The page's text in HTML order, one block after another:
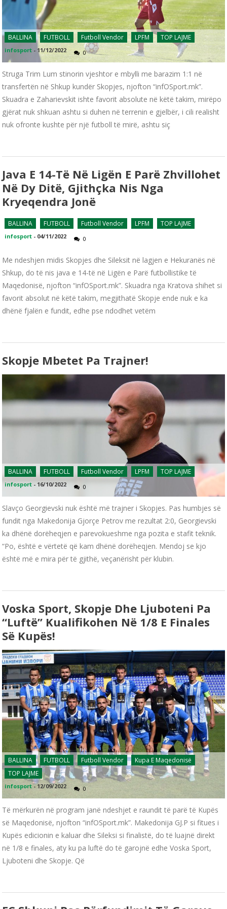
BALLINA FUTBOLL Futboll Vendor LPFM TOP LAJME
infosport - 11/12/2022 0
Struga Trim Lum stinorin vjeshtor e mbylli me barazim 1:1 në
transfertën në Shkup kundër Skopjes, njofton “infOSport.mk”.
Skuadra e Zaharievskit ishte favorit absolute në këtë takim, mirëpo
gjërat nuk shkuan ashtu si duhen në terrenin e gjelbër, i cili realisht
nuk ofronte kushte për një futboll të mirë, ashtu siç
Java E 14-Të Në Ligën E Parë Zhvillohet
Në Dy Ditë, Gjithçka Nis Nga
Kryeqendra Jonë
BALLINA FUTBOLL Futboll Vendor LPFM TOP LAJME
infosport - 04/11/2022 0
Me ndeshjen midis Skopjes dhe Sileksit në lagjen e Hekuranës në
Shkup, do të nis java e 14-të në Ligën e Parë futbollistike të
Maqedonisë, njofton “infOSport.mk”. Skuadra nga Kratova shihet si
favorit absolut në këtë takim, megjithatë Skopje ende nuk e ka
dhënë fjalën e fundit, edhe pse ndodhet vetëm
Skopje Mbetet Pa Trajner!
BALLINA FUTBOLL Futboll Vendor LPFM TOP LAJME
infosport - 16/10/2022 0
Slavço Georgievski nuk është më trajner i Skopjes. Pas humbjes së
fundit nga Makedonija Gjorçe Petrov me rezultat 2:0, Georgievski
ka dhënë dorëheqjen e parevokueshme nga pozita e stafit teknik.
“Po, është e vërtetë që kam dhënë dorëheqjen. Mendoj se kjo
është më e mira për të gjithë, veçanërisht për klubin.
Voska Sport, Skopje Dhe Ljuboteni Pa
“luftë” Kualifikohen Në 1/8 E Finales
Së Kupës!
BALLINA FUTBOLL Futboll Vendor
Kupa E Maqedonisë
TOP LAJME
infosport -12/09/2022 0
Të mërkurën në program janë ndeshjet e raundit të parë të Kupës
së Maqedonisë, njofton “infOSport.mk”. Makedonija GJ.P si fitues i
Kupës edicionin e kaluar dhe Sileksi si finalistë, do të luajnë direkt
në 1/8 e finales, aty ku pa luftë do të garojnë edhe Voska Sport,
Ljuboteni dhe Skopje. Që